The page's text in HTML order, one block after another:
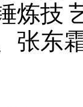
炼技
张东